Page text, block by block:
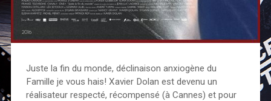
Juste la fin du monde, déclinaison anxiogène du
Famille je vous hais! Xavier Dolan est devenu un
réalisateur respecté, récompensé (à Cannes) et pour